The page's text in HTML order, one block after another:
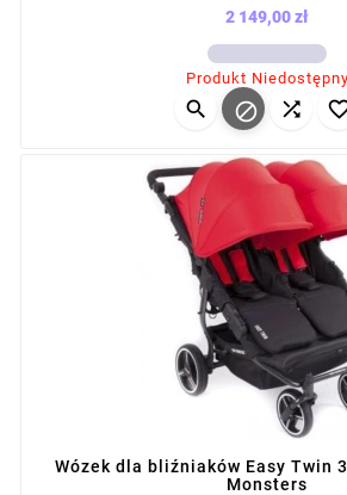
cm szer.), łatwy do
terenowymi i amortyzacją.
(ponad 12 konfiguracji). Waga z
po złożeniu: 87×65×28
2 149,00 zł
Produkt Niedostępny
  
Wózek dla bliźniaków Easy Twin
Monsters